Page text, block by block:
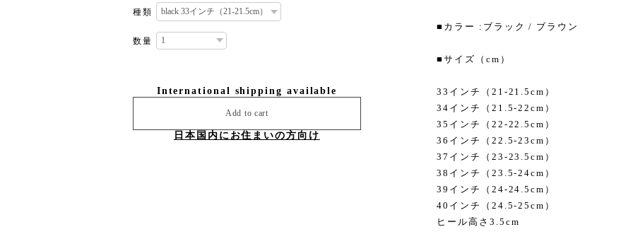
種類
数量
International shipping available
Add to cart
日本国内にお住まいの方向け
■カラー :ブラック / ブラウン
■サイズ（cm）
33インチ（21-21.5cm）
34インチ（21.5-22cm）
35インチ（22-22.5cm）
36インチ（22.5-23cm）
37インチ（23-23.5cm）
38インチ（23.5-24cm）
39インチ（24-24.5cm）
40インチ（24.5-25cm）
ヒール高さ3.5cm